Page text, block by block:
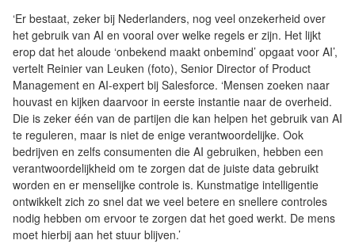
‘Er bestaat, zeker bij Nederlanders, nog veel onzekerheid over
het gebruik van AI en vooral over welke regels er zijn. Het lijkt
erop dat het aloude ‘onbekend maakt onbemind’ opgaat voor AI’,
vertelt Reinier van Leuken (foto), Senior Director of Product
Management en AI-expert bij Salesforce. ‘Mensen zoeken naar
houvast en kijken daarvoor in eerste instantie naar de overheid.
Die is zeker één van de partijen die kan helpen het gebruik van AI
te reguleren, maar is niet de enige verantwoordelijke. Ook
bedrijven en zelfs consumenten die AI gebruiken, hebben een
verantwoordelijkheid om te zorgen dat de juiste data gebruikt
worden en er menselijke controle is. Kunstmatige intelligentie
ontwikkelt zich zo snel dat we veel betere en snellere controles
nodig hebben om ervoor te zorgen dat het goed werkt. De mens
moet hierbij aan het stuur blijven.’